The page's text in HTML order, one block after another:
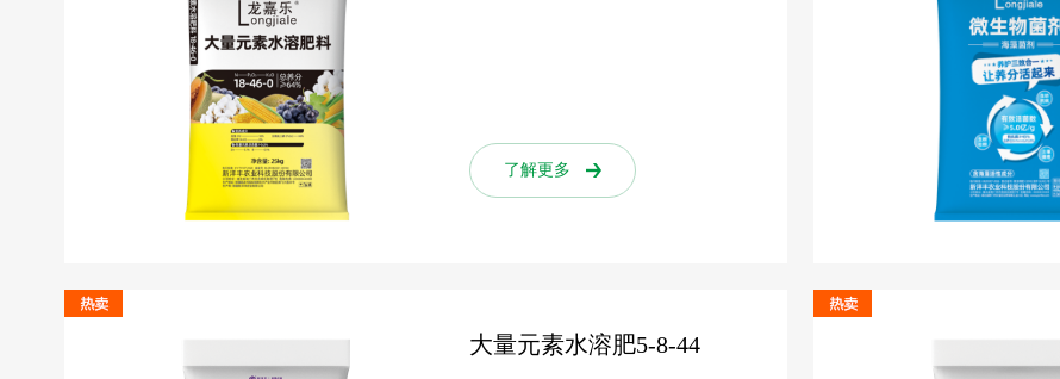
了解更多 了解更多
大量元素水溶肥5-8-44